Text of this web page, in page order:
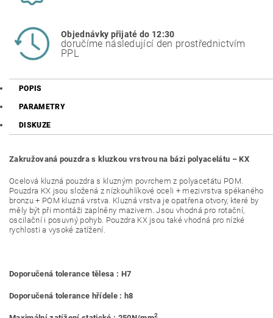
Objednávky přijaté do 12:30
doručíme následující den prostřednictvím
PPL
POPIS
PARAMETRY
DISKUZE
Zakružovaná pouzdra s kluzkou vrstvou na bázi polyacelátu – KX
Ocelová kluzná pouzdra s kluzným povrchem z polyacetátu POM.
Pouzdra KX jsou složená z nízkouhlíkové oceli + mezivrstva spékaného
bronzu + POM kluzná vrstva. Kluzná vrstva je opatřena otvory, které by
měly být při montáži zaplněny mazivem. Jsou vhodná pro rotační,
oscilační i posuvný pohyb. Pouzdra KX jsou také vhodná pro nízké
rychlosti a vysoké zatížení.
Doporučená tolerance tělesa : H7
Doporučená tolerance hřídele : h8
2